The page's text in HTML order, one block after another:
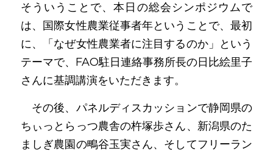
そういうことで、本日の総会シンポジウムで
は、国際女性農業従事者年ということで、最初
に、「なぜ女性農業者に注目するのか」という
テーマで、FAO駐日連絡事務所長の日比絵里子
さんに基調講演をいただきます。
その後、パネルディスカッションで静岡県の
ちぃっとらっつ農舎の杵塚歩さん、新潟県のた
ましぎ農園の鴫谷玉実さん、そしてフリーラン